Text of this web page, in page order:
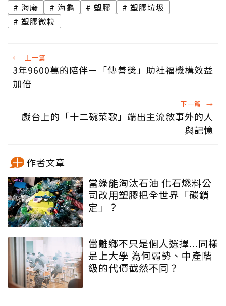
海廢 海龜 塑膠
塑膠垃圾
塑膠微粒
← 上一篇
3年9600萬的陪伴－「傳善獎」助社福機構效益
加倍
下一篇 →
戲台上的「十二碗菜歌」端出主流敘事外的人
與記憶
作者文章
當綠能淘汰石油 化石燃料公
司改用塑膠把全世界「碳鎖
定」？
當離鄉不只是個人選擇...同樣
是上大學 為何弱勢、中產階
級的代價截然不同？